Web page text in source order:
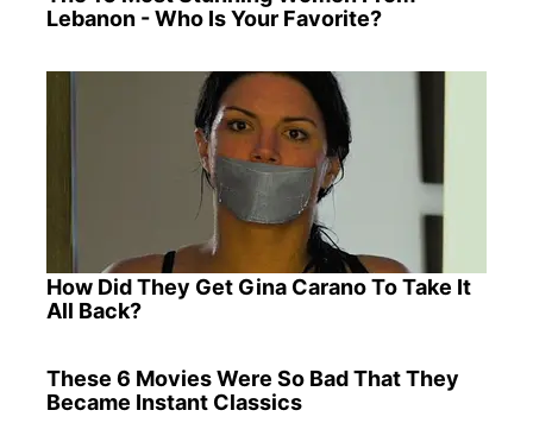
Lebanon - Who Is Your Favorite?
How Did They Get Gina Carano To Take It
All Back?
These 6 Movies Were So Bad That They
Became Instant Classics